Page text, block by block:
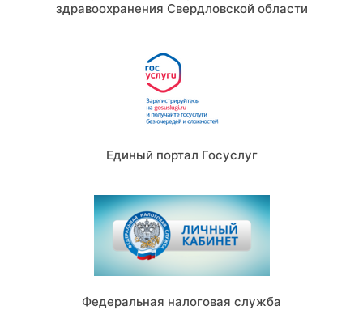
здравоохранения Свердловской области
Единый портал Госуслуг
Федеральная налоговая служба